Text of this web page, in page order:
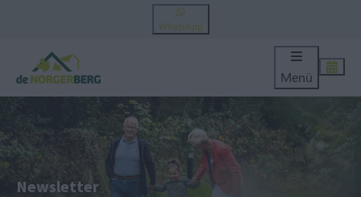
WhatsApp
Menü
Newsletter